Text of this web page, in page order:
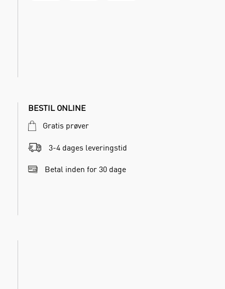
BESTIL ONLINE
Gratis prøver
3-4 dages leveringstid
Betal inden for 30 dage